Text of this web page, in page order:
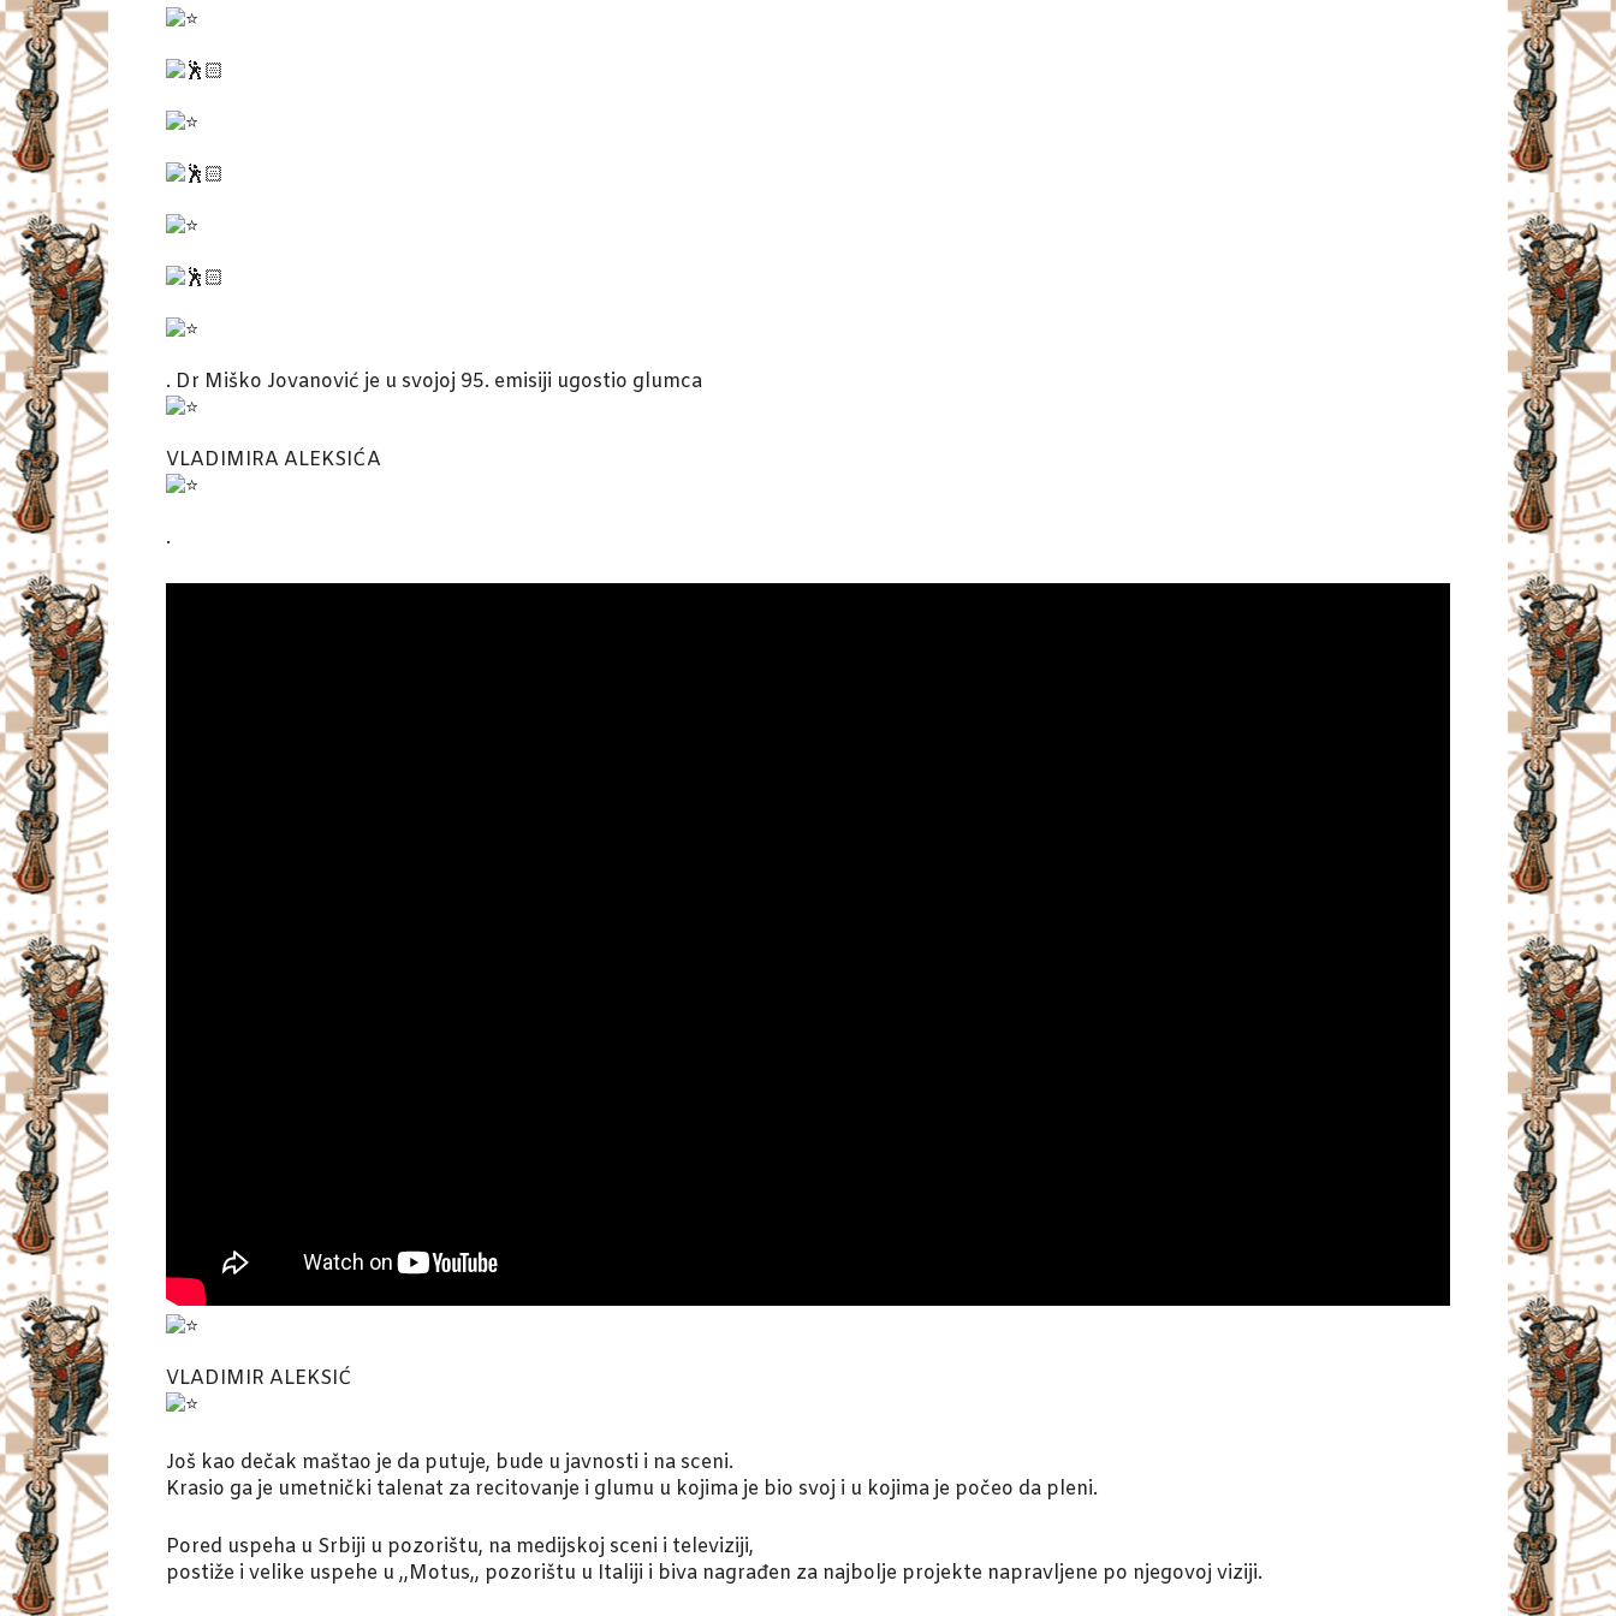
. Dr Miško Jovanović je u svojoj 95. emisiji ugostio glumca
VLADIMIRA ALEKSIĆA
.
VLADIMIR ALEKSIĆ
Još kao dečak maštao je da putuje, bude u javnosti i na sceni.
Krasio ga je umetnički talenat za recitovanje i glumu u kojima je bio svoj i u kojima je počeo da pleni.
Pored uspeha u Srbiji u pozorištu, na medijskoj sceni i televiziji,
postiže i velike uspehe u ,,Motus,, pozorištu u Italiji i biva nagrađen za najbolje projekte napravljene po njegovoj viziji.